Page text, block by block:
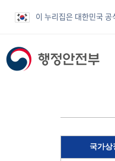
이 누리집은 대한민국
국가상